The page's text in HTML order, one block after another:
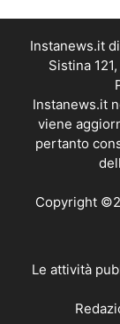
Instanews.it
Sistina
Instanews.it
viene
pertanto
Copyright
Le attività